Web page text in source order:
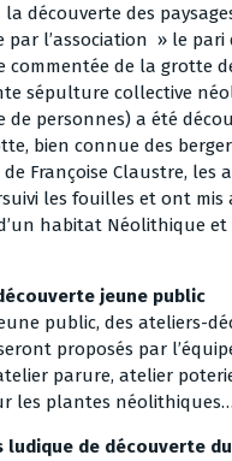
découverte des
par l’association » le
commentée de la grotte
sépulture collective
de personnes) a été
bien connue des
Françoise Claustre, les
les fouilles et ont mis
habitat Néolithique et
jeune public
public, des ateliers-
proposés par
parure, atelier
les plantes néolithiques…
ludique de découverte